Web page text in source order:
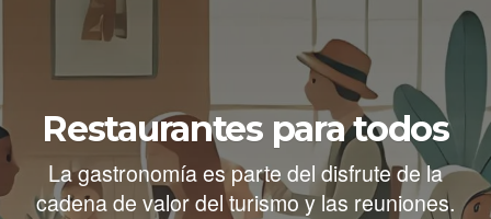
Restaurantes para todos
La gastronomía es parte del disfrute de la
cadena de valor del turismo y las reuniones.